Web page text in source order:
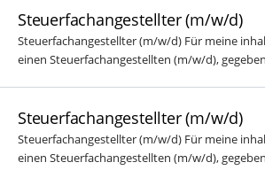
Steuerfachangestellter (m/w/d)
Steuerfachangestellter (m/w/d) Für meine
einen Steuerfachangestellten (m/w/d),
Steuerfachangestellter (m/w/d)
Steuerfachangestellter (m/w/d) Für meine
einen Steuerfachangestellten (m/w/d),